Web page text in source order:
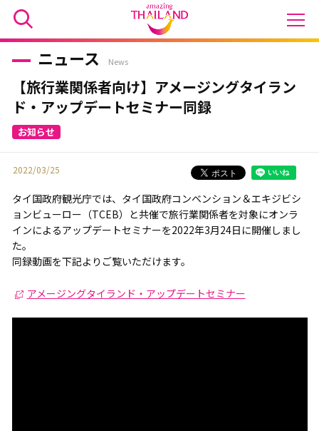
ニュース News
【旅行業関係者向け】アメージングタイラン
ド・アップデートセミナー同録
2022/03/25
タイ国政府観光庁では、タイ国政府コンベンション＆エキジビシ
ョンビューロー（TCEB）と共催で旅行業関係者を対象にオンラ
インによるアップデートセミナーを2022年3月24日に開催しまし
た。
同録動画を下記よりご覧いただけます。
アメージングタイランド・アップデートセミナー